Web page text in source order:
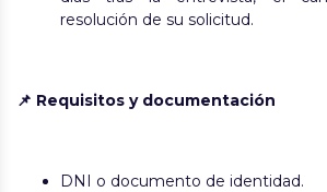
resolución de su solicitud.
📌 Requisitos y documentación
DNI o documento de identidad.